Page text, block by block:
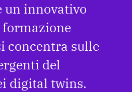
un innovativo
concentra sulle
del
digital twins.